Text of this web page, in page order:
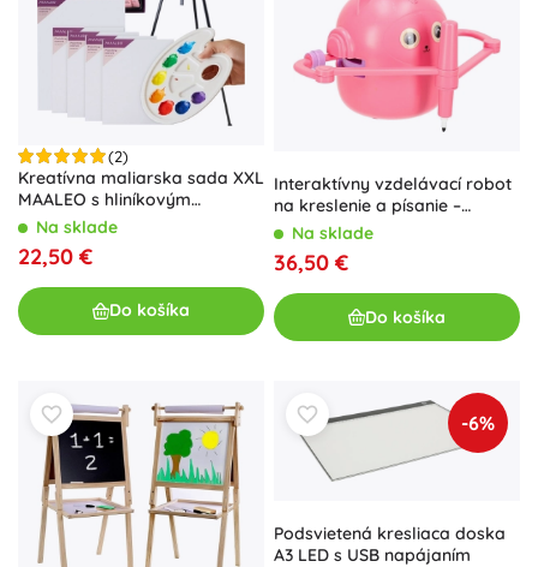
(2)
Kreatívna maliarska sada XXL
MAALEO s hliníkovým
stojanom, akrylovými
paletou
Na sklade
22,50 €
Do košíka
Interaktívny vzdelávací robot
na kreslenie a písanie –
ružová sada s kartičkami a
Na sklade
36,50 €
Do košíka
-6%
Podsvietená kresliaca doska
A3 LED s USB napájaním